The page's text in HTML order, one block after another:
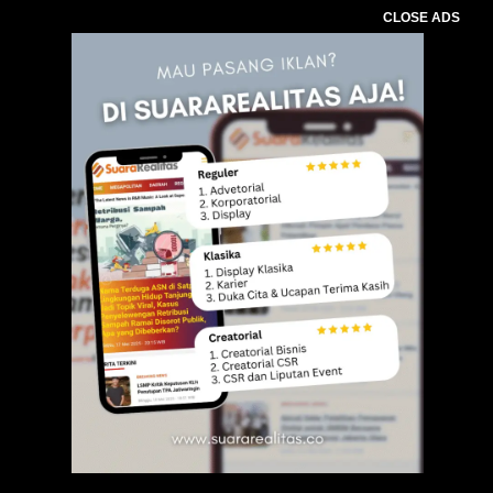
CLOSE ADS